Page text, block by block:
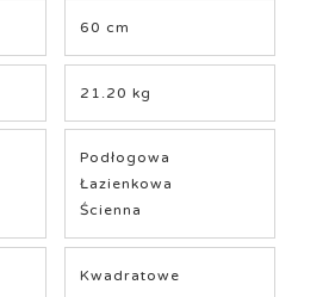
60 cm
21.20 kg
Podłogowa
Łazienkowa
Ścienna
Kwadratowe